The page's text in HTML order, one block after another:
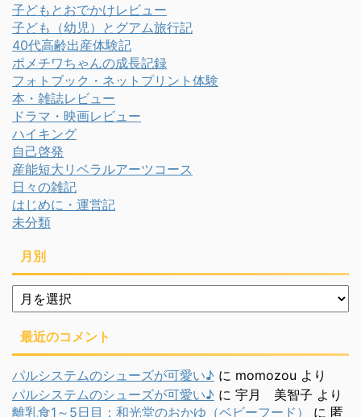
子どもとおでかけレビュー
子ども（幼児）とグアム旅行記
40代高齢出産体験記
ポメチワちゃんの成長記録
フォトブック・ネットプリント体験
本・雑誌レビュー
ドラマ・映画レビュー
ハイキング
自己啓発
産能短大リベラルアーツコース
日々の雑記
はじめに・運営記
未分類
月別
月
別
最近のコメント
パルシステムのシューズが可愛い♪ に momozou より
パルシステムのシューズが可愛い♪ に 宇月 美智子 より
離乳食1～5日目：和光堂のおかゆ（ベビーフード）
に 匿